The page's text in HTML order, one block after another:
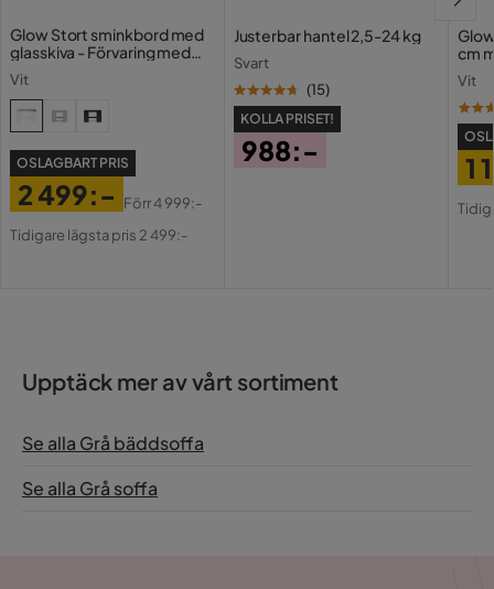
Design
Nej
Klädsel Grande 81
Färg
Fotpall ingår
Glow Stort sminkbord med
glasskiva - Förvaring med
Vit
OSLAGBART PRIS
Pris
2 499:-
Original
Förr4 999:-
Tidigare lägsta pris 2 499:-
Justerbar hantel 2,5-24 kg
Svart
(15)
KOLLA PRISET!
988:-
cm
Vit
1
Upptäck mer av vårt sortiment
Se alla Grå bäddsoffa
Se alla Grå soffa